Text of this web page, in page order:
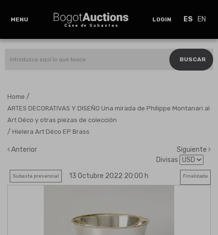
MENU LOGIN ES EN
BUSCAR
Home /
ARTES DECORATIVAS Y DISEÑO Una mirada de Philippe Montanari al
Art Déco y otras piezas de colección
/ Hielera Art Déco EP Brass
Anterior
Siguiente
Divisas
Subasta presencial 13 Octubre 2022 20:00 h Finalizada